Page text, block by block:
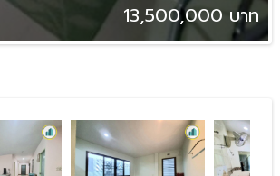
13,500,000 บาท